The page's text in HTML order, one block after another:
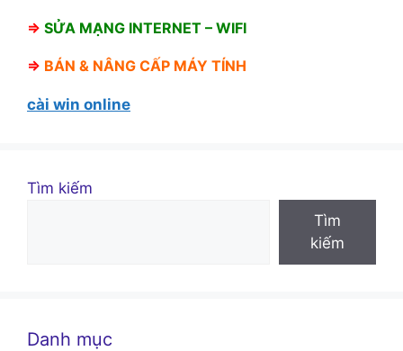
⇒ SỬA MẠNG INTERNET – WIFI
⇒ BÁN & NÂNG CẤP MÁY TÍNH
cài win online
Tìm kiếm
Tìm
kiếm
Danh mục